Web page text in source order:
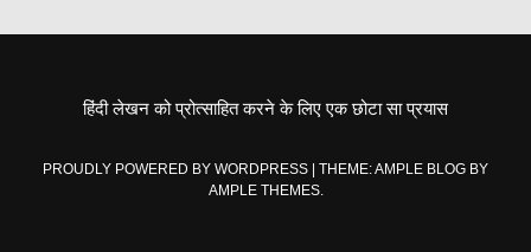
हिंदी लेखन को प्रोत्साहित करने के लिए एक छोटा सा प्रयास
PROUDLY POWERED BY WORDPRESS
THEME: AMPLE BLOG BY
AMPLE THEMES.